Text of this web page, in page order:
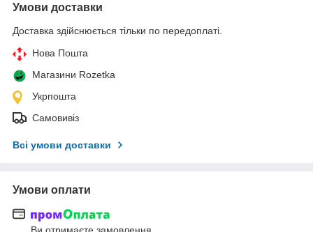
Умови доставки
Доставка здійснюється тільки по передоплаті.
Нова Пошта
Магазини Rozetka
Укрпошта
Самовивіз
Всі умови доставки
Умови оплати